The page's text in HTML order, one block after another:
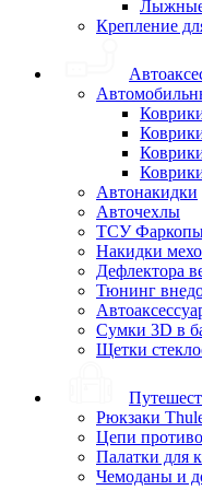
Лыжные
Крепление
Автонакидки
Авточехлы
ТСУ
Накидки
Дефлектора
Тюнинг
Сумки 3D в
Щетки
Рюкзаки
Цепи
Палатки для
Чемоданы и